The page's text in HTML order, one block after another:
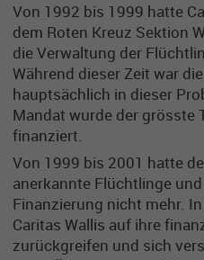
Von 1992 bis 1999 hatte
dem Roten Kreuz Sektion
die Verwaltung der
Während dieser Zeit war
hauptsächlich in dieser
Mandat wurde der grösste
finanziert.
Von 1999 bis 2001 hatte
anerkannte Flüchtlinge
Finanzierung nicht mehr.
Caritas Wallis auf ihre
zurückgreifen und sich